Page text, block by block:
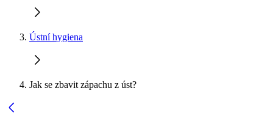
Ústní hygiena
Jak se zbavit zápachu z úst?